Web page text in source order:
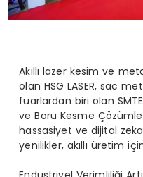
Akıllı lazer kesim ve
olan HSG LASER, sac
fuarlardan biri olan
ve Boru Kesme
hassasiyet ve dijital
yenilikler, akıllı üretim